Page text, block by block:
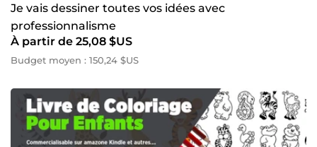
Je vais dessiner toutes vos idées avec
professionnalisme
À partir de 25,08 $US
Budget moyen : 150,24 $US